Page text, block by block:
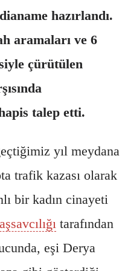
hazırlandı.
aramaları ve 6
çürütülen
talep etti.
yıl meydana
trafik kazası olarak
bir kadın cinayeti
tarafından
eşi Derya